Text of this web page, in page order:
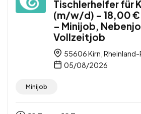
Tischlerhelfer für
(m/w/d) – 18,00
– Minijob,
Vollzeitjob
55606 Kirn,
05/08/2026
Minijob